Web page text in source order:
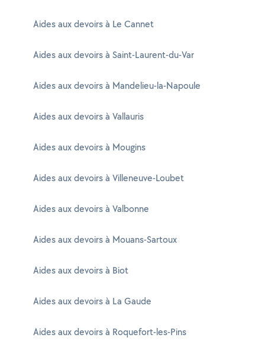
Aides aux devoirs à Le Cannet
Aides aux devoirs à Saint-Laurent-du-Var
Aides aux devoirs à Mandelieu-la-Napoule
Aides aux devoirs à Vallauris
Aides aux devoirs à Mougins
Aides aux devoirs à Villeneuve-Loubet
Aides aux devoirs à Valbonne
Aides aux devoirs à Mouans-Sartoux
Aides aux devoirs à Biot
Aides aux devoirs à La Gaude
Aides aux devoirs à Roquefort-les-Pins